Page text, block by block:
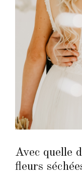
Avec quelle
fleurs